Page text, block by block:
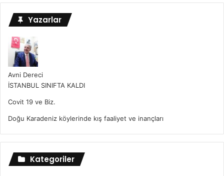
Yazarlar
Avni Dereci
İSTANBUL SINIFTA KALDI
Covit 19 ve Biz.
Doğu Karadeniz köylerinde kış faaliyet ve inançları
Kategoriler